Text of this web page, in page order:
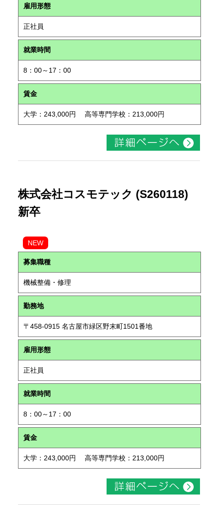
雇用形態
正社員
就業時間
8：00～17：00
賃金
大学：243,000円 高等専門学校：213,000円
株式会社コスモテック (S260118)
新卒
NEW
募集職種
機械整備・修理
勤務地
〒458-0915 名古屋市緑区野末町1501番地
雇用形態
正社員
就業時間
8：00～17：00
賃金
大学：243,000円 高等専門学校：213,000円